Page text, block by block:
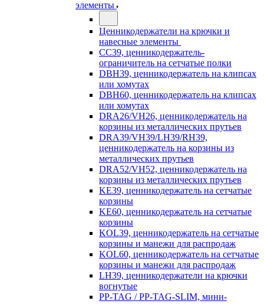
элементы
Ценникодержатели на крючки и
навесные элементы
CC39, ценникодержатель-
ограничитель на сетчатые полки
DBH39, ценникодержатель на клипсах
или хомутах
DBH60, ценникодержатель на клипсах
или хомутах
DRA26/VH26, ценникодержатель на
корзины из металлических прутьев
DRA39/VH39/LH39/RH39,
ценникодержатель на корзины из
металлических прутьев
DRA52/VH52, ценникодержатель на
корзины из металлических прутьев
KE39, ценникодержатель на сетчатые
корзины
KE60, ценникодержатель на сетчатые
корзины
KOL39, ценникодержатель на сетчатые
корзины и манежи для распродаж
KOL60, ценникодержатель на сетчатые
корзины и манежи для распродаж
LH39, ценникодержатели на крючки
вогнутые
PP-TAG / PP-TAG-SLIM, мини-